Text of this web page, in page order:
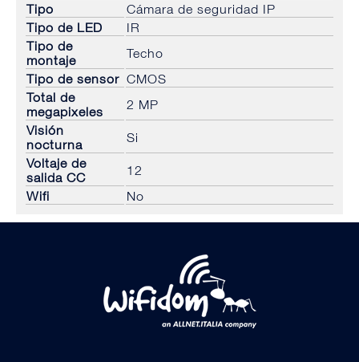
Tipo
Cámara de seguridad IP
Tipo de LED
IR
Tipo de
montaje
Techo
Tipo de sensor CMOS
Total de
megapixeles
2 MP
Visión
nocturna
Si
Voltaje de
salida CC
12
Wifi
No